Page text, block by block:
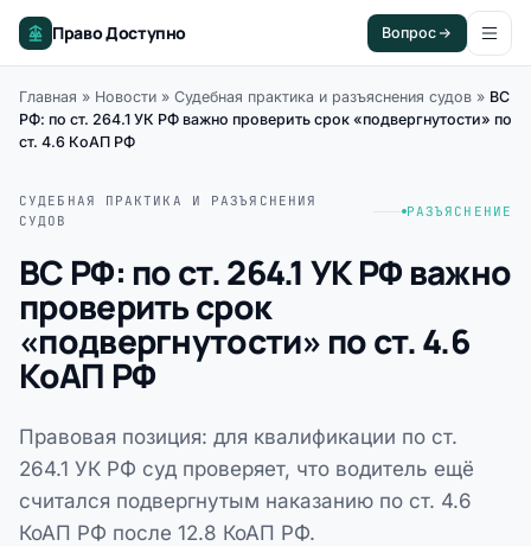
Право Доступно Вопрос
Главная » Новости » Судебная практика и разъяснения судов » ВС
РФ: по ст. 264.1 УК РФ важно проверить срок «подвергнутости» по
ст. 4.6 КоАП РФ
СУДЕБНАЯ ПРАКТИКА И РАЗЪЯСНЕНИЯ
СУДОВ
РАЗЪЯСНЕНИЕ
ВС РФ: по ст. 264.1 УК РФ важно
проверить срок
«подвергнутости» по ст. 4.6
КоАП РФ
Правовая позиция: для квалификации по ст.
264.1 УК РФ суд проверяет, что водитель ещё
считался подвергнутым наказанию по ст. 4.6
КоАП РФ после 12.8 КоАП РФ.